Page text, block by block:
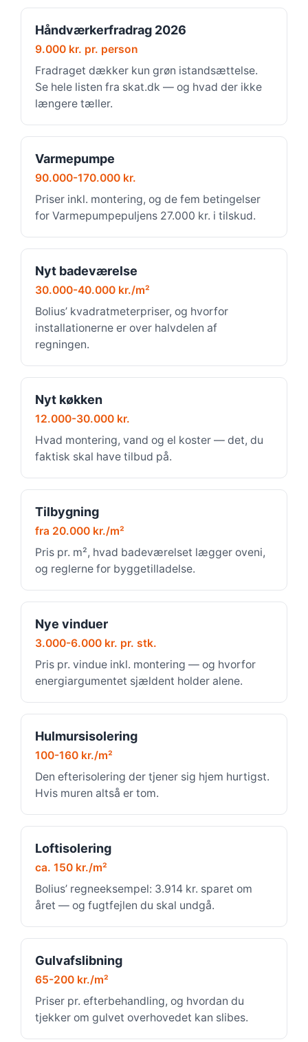
Håndværkerfradrag 2026
9.000 kr. pr. person
Fradraget dækker kun grøn istandsættelse.
Se hele listen fra skat.dk — og hvad der ikke
længere tæller.
Varmepumpe
90.000-170.000 kr.
Priser inkl. montering, og de fem betingelser
for Varmepumpepuljens 27.000 kr. i tilskud.
Nyt badeværelse
30.000-40.000 kr./m²
Bolius’ kvadratmeterpriser, og hvorfor
installationerne er over halvdelen af
regningen.
Nyt køkken
12.000-30.000 kr.
Hvad montering, vand og el koster — det, du
faktisk skal have tilbud på.
Tilbygning
fra 20.000 kr./m²
Pris pr. m², hvad badeværelset lægger oveni,
og reglerne for byggetilladelse.
Nye vinduer
3.000-6.000 kr. pr. stk.
Pris pr. vindue inkl. montering — og hvorfor
energiargumentet sjældent holder alene.
Hulmursisolering
100-160 kr./m²
Den efterisolering der tjener sig hjem hurtigst.
Hvis muren altså er tom.
Loftisolering
ca. 150 kr./m²
Bolius’ regneeksempel: 3.914 kr. sparet om
året — og fugtfejlen du skal undgå.
Gulvafslibning
65-200 kr./m²
Priser pr. efterbehandling, og hvordan du
tjekker om gulvet overhovedet kan slibes.